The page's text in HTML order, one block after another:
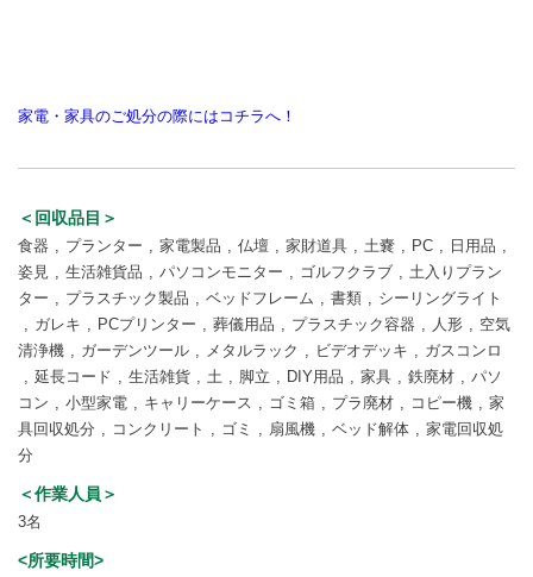
家電・家具のご処分の際にはコチラへ！
＜回収品目＞
食器 プランター 家電製品 仏壇 家財道具 土嚢 PC
日用品
姿見
生活雑貨品 パソコンモニター ゴルフクラブ
土入りプラン
ター
プラスチック製品 ベッドフレーム 書類
シーリングライト
ガレキ
PCプリンター 葬儀用品 プラスチック容器 人形
空気
清浄機
ガーデンツール メタルラック ビデオデッキ
ガスコンロ
延長コード
生活雑貨 土 脚立 DIY用品 家具 鉄廃材
パソ
コン
小型家電 キャリーケース ゴミ箱 プラ廃材 コピー機
家
具回収処分
コンクリート ゴミ 扇風機 ベッド解体
家電回収処
分
＜作業人員＞
3名
<所要時間>